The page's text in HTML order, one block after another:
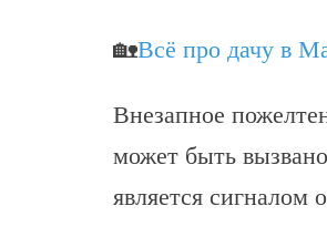
🏡Всё про дачу в
Внезапное
может быть
является сигналом